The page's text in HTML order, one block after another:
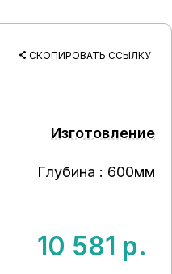
СКОПИРОВАТЬ ССЫЛКУ
Изготовление
Глубина : 600мм
10 581 р.